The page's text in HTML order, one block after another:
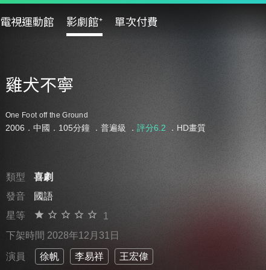
電視運動館 影劇館⁺ 單次付費
雞犬不寧
One Foot off the Ground
2006．中國．105分鐘 ． 普遍級 ． 評分6.2 ．HD畫質
類型
喜劇
發音
國語
星等
1
下架時間 2028年12月31日
演員 徐帆 李易祥 王宏偉